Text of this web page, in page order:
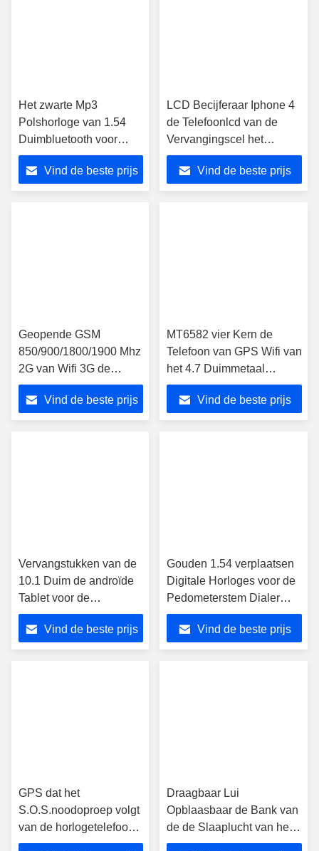
Het zwarte Mp3
Polshorloge van 1.54
Duimbluetooth voor
Iphone en Androïde
TelefoonVind de beste prijs
LCD Becijferaar Iphone 4
de Telefoonlcd van de
Vervangingscel het
Scherm, Smartphone
LCDs met Kader
Vind de beste prijs
Geopende GSM
850/900/1800/1900 Mhz
2G van Wifi 3G de
Telefoonapple Iphone 5s
4 DuimVind de beste prijs
MT6582 vier Kern de
Telefoon van GPS Wifi van
het 4.7 Duimmetaal
3G/Smartphone Apple
Iphone 6Vind de beste prijs
Vervangstukken van de
10.1 Duim de androïde
Tablet voor de
becijferaar van het de
aanrakingsscherm van
Samsung n8000
Vind de beste prijs
Gouden 1.54 verplaatsen
Digitale Horloges voor de
Pedometerstem Dialer
centimeter voor centimeter
van het Mensen8gb
Geheugen 2.0Mp
Vind de beste prijs
GPS dat het
S.O.S.noodoproep volgt
van de horlogetelefoon
slim horloge voor ouders
Draagbaar Lui
Opblaasbaar de Bank van
de de Slaaplucht van het
Laagstrand Openlucht het